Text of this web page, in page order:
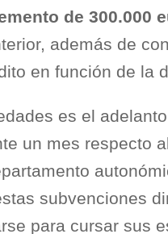
de 300.000
además de
en función de la
es el
un mes respecto
subvenciones
para cursar sus